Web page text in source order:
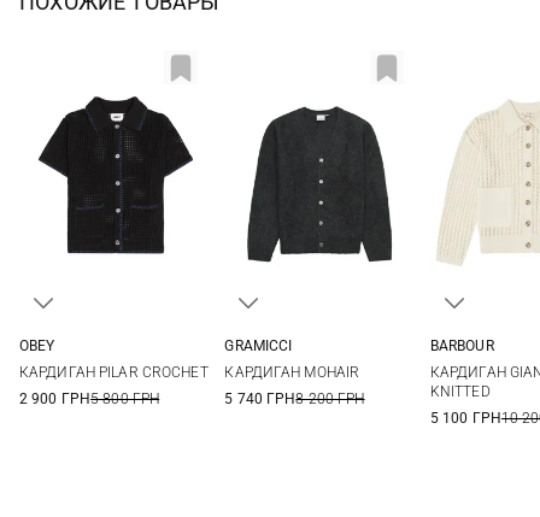
OBEY
КАРДИГАН PILAR CROCHET
2 900 ГРН5 800 ГРН
GRAMICCI
КАРДИГАН MOHAIR
5 740 ГРН8 200 ГРН
BARBOUR
КАРДИГАН
KNITTED
5 100 ГРН10